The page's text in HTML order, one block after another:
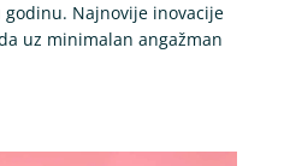
Najnovije inovacije
uz minimalan angažman